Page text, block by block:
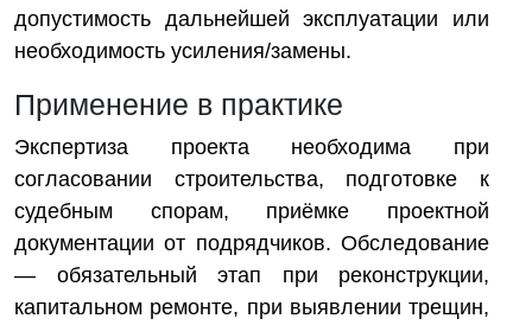
допустимость дальнейшей эксплуатации или
необходимость усиления/замены.
Применение в практике
Экспертиза проекта необходима при
согласовании строительства, подготовке к
судебным спорам, приёмке проектной
документации от подрядчиков. Обследование
— обязательный этап при реконструкции,
капитальном ремонте, при выявлении трещин,